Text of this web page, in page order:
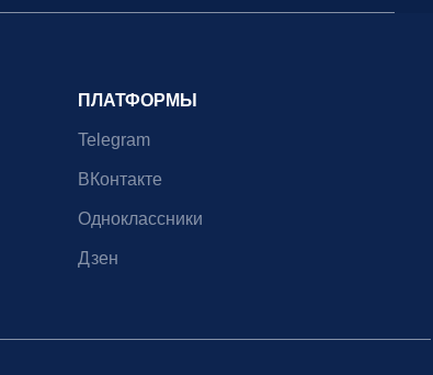
ПЛАТФОРМЫ
Telegram
ВКонтакте
Одноклассники
Дзен